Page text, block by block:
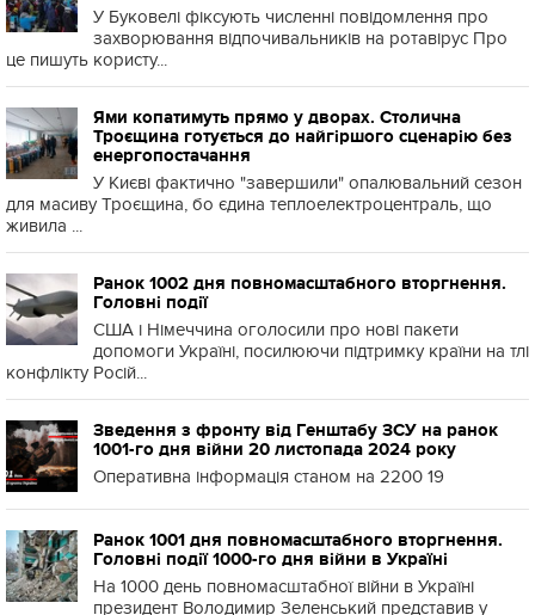
У Буковелі фіксують численні повідомлення про
захворювання відпочивальників на ротавірус Про
це пишуть користу...
Ями копатимуть прямо у дворах. Столична
Троєщина готується до найгіршого сценарію без
енергопостачання
У Києві фактично "завершили" опалювальний сезон
для масиву Троєщина, бо єдина теплоелектроцентраль, що
живила ...
Ранок 1002 дня повномасштабного вторгнення.
Головні події
США і Німеччина оголосили про нові пакети
допомоги Україні, посилюючи підтримку країни на тлі
конфлікту Росій...
Зведення з фронту від Генштабу ЗСУ на ранок
1001-го дня війни 20 листопада 2024 року
Оперативна інформація станом на 2200 19
Ранок 1001 дня повномасштабного вторгнення.
Головні події 1000-го дня війни в Україні
На 1000 день повномасштабної війни в Україні
президент Володимир Зеленський представив у